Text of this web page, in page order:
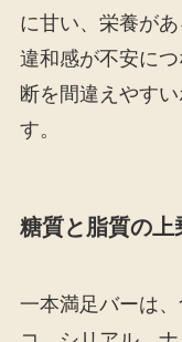
に甘い、栄養が
違和感が不安に
断を間違えやす
す。
糖質と脂質の上
一本満足バーは